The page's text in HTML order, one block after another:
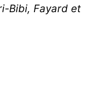
Bibi, Fayard et